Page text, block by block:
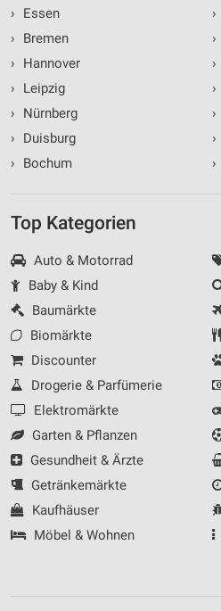
›
Essen
›
Bremen
›
Hannover
›
Leipzig
›
Nürnberg
›
Duisburg
›
Bochum
›
›
›
›
›
›
›
Top Kategorien
Auto & Motorrad
Baby & Kind
Baumärkte
Biomärkte
Discounter
Drogerie & Parfümerie
Elektromärkte
Garten & Pflanzen
Gesundheit & Ärzte
Getränkemärkte
Kaufhäuser
Möbel & Wohnen